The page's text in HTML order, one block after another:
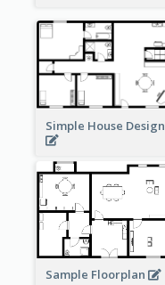
Simple House Design
Sample Floorplan